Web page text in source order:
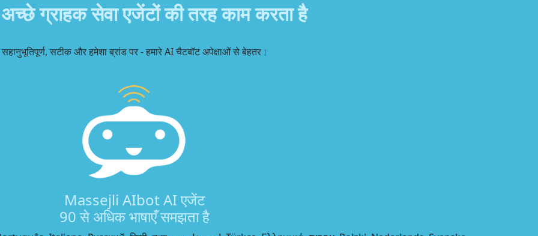
ग्राहक सेवा एजेंटों की तरह काम करता है
सहानुभूतिपूर्ण, सटीक और हमेशा ब्रांड पर - हमारे AI चैटबॉट अपेक्षाओं से बेहतर।
Massejli AIbot AI एजेंट
90 से अधिक भाषाएँ समझता है